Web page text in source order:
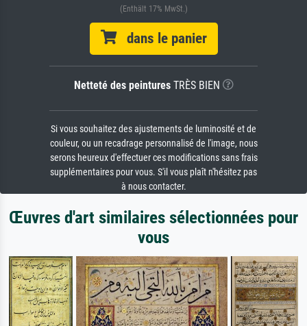
(Enthält 17% MwSt.)
dans le panier
Netteté des peinturesTRÈS BIEN
Si vous souhaitez des ajustements de luminosité et de
couleur, ou un recadrage personnalisé de l'image, nous
serons heureux d'effectuer ces modifications sans frais
supplémentaires pour vous. S'il vous plaît n'hésitez pas
à nous contacter.
Œuvres d'art similaires sélectionnées pour
vous